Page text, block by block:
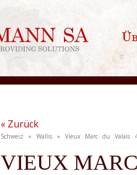
« Zurück
Schweiz » Wallis » Vieux Marc du Valais
VIEUX